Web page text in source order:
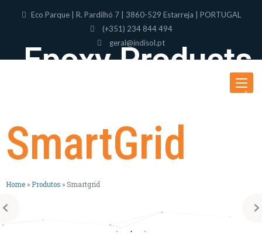
Eco Parque | R. Pardilhó 7 | 3860-529 Estarreja | PORTUGAL
(+351) 234 844 494
geral@indisol.pt
Toggle
Epoxy Products
SmartGrid
Home » Produtos » Smartgrid